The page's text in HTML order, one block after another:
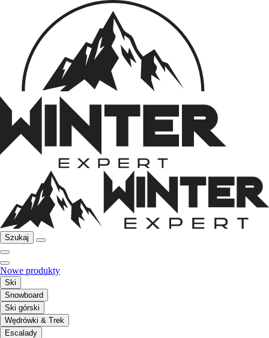
Szukaj
Nowe produkty
Ski
Snowboard
Ski górski
Wędrówki & Trek
Escalady